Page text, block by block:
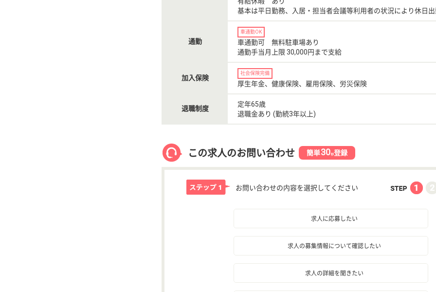
基本は平日勤務、入居・担当者会議等利用者の状況により休日
通勤
車通勤OK
車通勤可 無料駐車場あり
通勤手当月上限 30,000円まで支給
加入保険
社会保険完備
厚生年金、健康保険、雇用保険、労災保険
退職制度
定年65歳
退職金あり (勤続3年以上)
この求人のお問い合わせ 簡単30秒登録
お問い合わせの内容を選択してください
求人に応募したい
求人の募集情報について確認したい
求人の詳細を聞きたい